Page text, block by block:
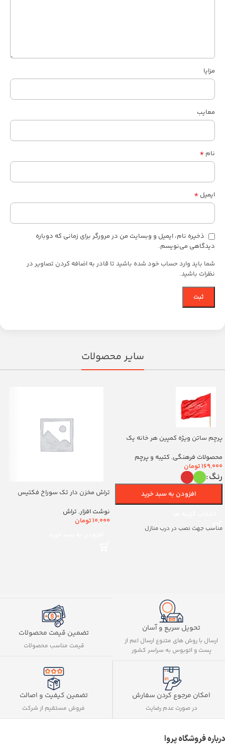
مزایا
معایب
نام *
ایمیل *
ذخیره نام، ایمیل و وبسایت من در مرورگر برای زمانی که دوباره
دیدگاهی می‌نویسم.
شما باید وارد حساب خود شده باشید تا قادر به اضافه کردن تصاویر در
نظرات باشید.
سایر محصولات
پرچم ساتن ویژه کمپین هر خانه یک
(700263)vمحصولات فرهنگی, کتیبه و پرچم
169,000تومان
رنگ
افزودن به سبد خرید
مناسب جهت نصب در درب منازل
تراش مخزن دار تک سوراخ فکتیس
نوشت افزار, تراش
10,000تومان
تحویل سریع و آسان
ارسال با روش های متنوع ارسال اعم از
پست و اتوبوس به سراسر کشور
تضمین قیمت محصولات
قیمت مناسب محصولات
امکان مرجوع کردن سفارش
در صورت عدم رضایت
تضمین کیفیت و اصالت
فروش مستقیم از شرکت
درباره فروشگاه پروا